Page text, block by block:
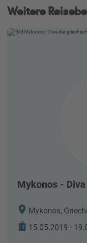
Weitere
Mykonos -
Mykonos,
15.05.2019 -